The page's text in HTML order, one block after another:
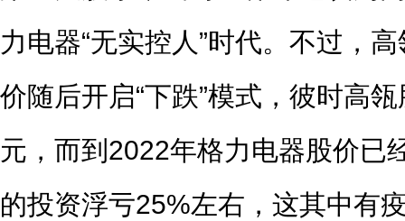
力电器“无实控人”时代。不过，
价随后开启“下跌”模式，彼时高
元，而到2022年格力电器股价已
的投资浮亏25%左右，这其中有